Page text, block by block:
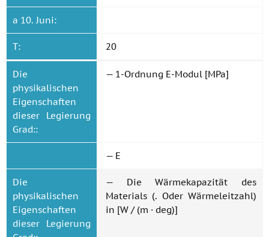
a 10. Juni:
T: 20
Die
physikalischen
Eigenschaften
dieser Legierung
Grad::
— 1-Ordnung E-Modul [MPa]
— E
Die
physikalischen
Eigenschaften
dieser Legierung
— Die Wärmekapazität des
Materials (. Oder Wärmeleitzahl)
in [W / (m · deg)]